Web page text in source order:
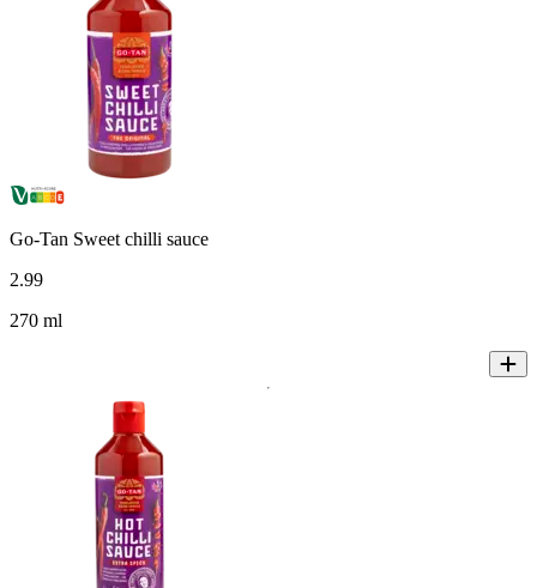
Go-Tan Sweet chilli sauce
2.99
270 ml